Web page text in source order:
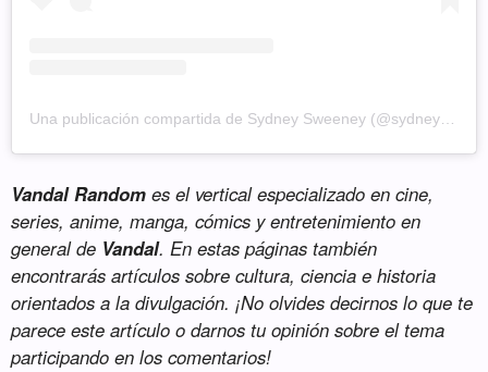
Una publicación compartida de Sydney Sweeney (@sydney_sweeney)
Vandal Random es el vertical especializado en cine,
series, anime, manga, cómics y entretenimiento en
general de Vandal. En estas páginas también
encontrarás artículos sobre cultura, ciencia e historia
orientados a la divulgación. ¡No olvides decirnos lo que te
parece este artículo o darnos tu opinión sobre el tema
participando en los comentarios!